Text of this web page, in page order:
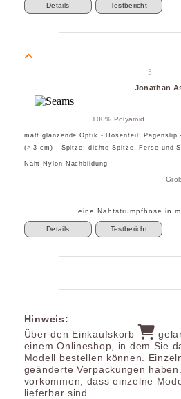
Details Testbericht
3
Jonathan
100% Polyamid
matt glänzende Optik - Hosenteil: Pagenslip
(> 3 cm) - Spitze: dichte Spitze, Ferse und
Naht-Nylon-Nachbildung
eine Nahtstrumpfhose in
Details Testbericht
Hinweis:
Über den Einkaufskorb
einem Onlineshop, in dem Sie
Modell bestellen können.
geänderte Verpackungen
vorkommen, dass einzelne
lieferbar sind.